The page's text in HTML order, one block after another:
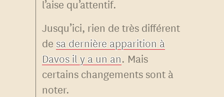
l’aise qu’attentif.
Jusqu’ici, rien de très différent
desa dernière apparition à
Davos il y a un an. Mais
certains changements sont à
noter.